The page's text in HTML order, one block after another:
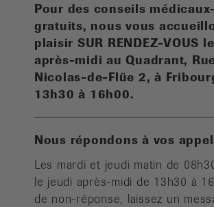
Pour des conseils
gratuits, nous vous
plaisir SUR RENDEZ-VOUS
après-midi au Quadrant,
Nicolas-de-Flüe 2, à
13h30 à 16h00.
Nous répondons à vos
Les mardi et jeudi matin de
le jeudi après-midi de 13h30 à
de non-réponse, laissez un